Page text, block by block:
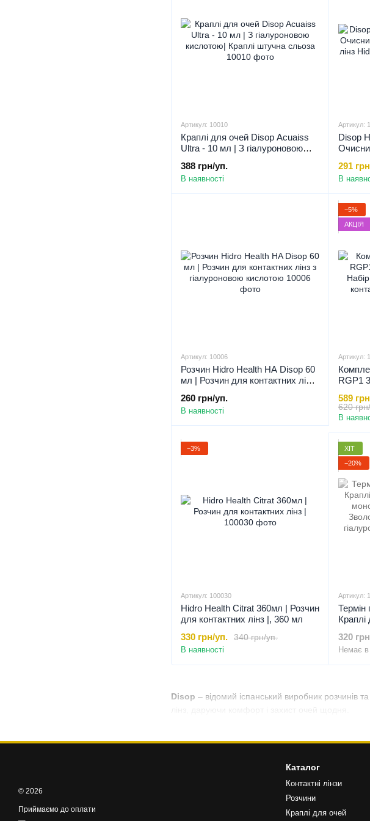
Disop – відомий іспанський виробник розчинів
лінз, даруючи комфорт і захист очей щодня.
Артикул: 10010
Краплі для очей Disop Acuaiss
Ultra - 10 мл | З гіалуроновою
388 грн/уп.
В наявності
Артикул:
Disop
RGP1,
291
В
Артикул: 10006
Розчин Hidro Health HA Disop 60
мл | Розчин для контактних лінз
260 грн/уп.
В наявності
−5%
АКЦІЯ
Артикул:
RGP1
620
589
В
−3%
Артикул: 100030
Hidro Health Citrat 360мл | Розчин
для контактних лінз |, 360 мл
340 грн/уп.
330 грн/уп.
В наявності
ХІТ
−20%
Артикул:
Термін
Краплі
320
Немає в
© 2026
Приймаємо до оплати
Каталог
Контактні лінзи
Розчини
Краплі для очей